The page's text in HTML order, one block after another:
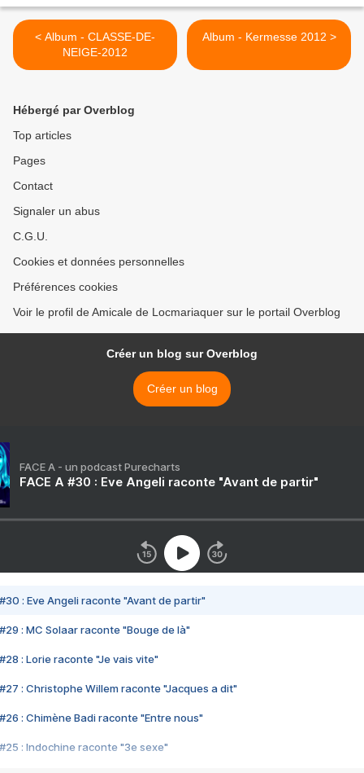
< Album - CLASSE-DE-
NEIGE-2012
Album - Kermesse 2012 >
Hébergé par Overblog
Top articles
Pages
Contact
Signaler un abus
C.G.U.
Cookies et données personnelles
Préférences cookies
Voir le profil de Amicale de Locmariaquer sur le portail Overblog
Créer un blog sur Overblog
Créer un blog
FACE A - un podcast Purecharts
FACE A #30 : Eve Angeli raconte "Avant de partir"
#30 : Eve Angeli raconte "Avant de partir"
#29 : MC Solaar raconte "Bouge de là"
#28 : Lorie raconte "Je vais vite"
#27 : Christophe Willem raconte "Jacques a dit"
#26 : Chimène Badi raconte "Entre nous"
#25 : Indochine raconte "3e sexe"